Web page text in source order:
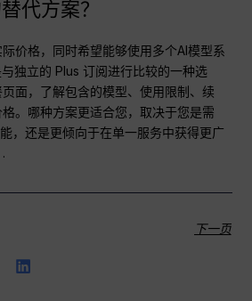
代方案？
价格，同时希望能够使用多个AI模型系
独立的 Plus 订阅进行比较的一种选
面，了解包含的模型、使用限制、续
。哪种方案更适合您，取决于您是需
，还是更倾向于在单一服务中获得更广
下一页